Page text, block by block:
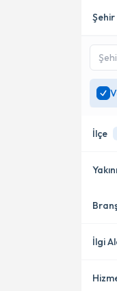
Şehir
İlçe
İlgi